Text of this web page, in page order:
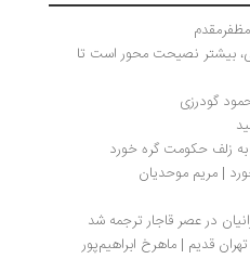
مهدی ابوالقاسمی: کتاب‌های درسی، بیشتر نصیحت محور است تا
گره خورد
موحدیان
عصر قاجار ترجمه شد
| ماهرخ ابراهیم‌پور